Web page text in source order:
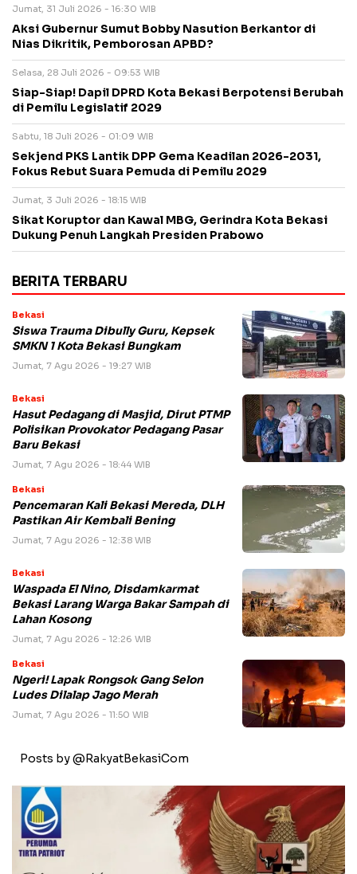
Jumat, 31 Juli 2026 - 16:30 WIB
Aksi Gubernur Sumut Bobby Nasution Berkantor di
Nias Dikritik, Pemborosan APBD?
Selasa, 28 Juli 2026 - 09:53 WIB
Siap-Siap! Dapil DPRD Kota Bekasi Berpotensi Berubah
di Pemilu Legislatif 2029
Sabtu, 18 Juli 2026 - 01:09 WIB
Sekjend PKS Lantik DPP Gema Keadilan 2026-2031,
Fokus Rebut Suara Pemuda di Pemilu 2029
Jumat, 3 Juli 2026 - 18:15 WIB
Sikat Koruptor dan Kawal MBG, Gerindra Kota Bekasi
Dukung Penuh Langkah Presiden Prabowo
BERITA TERBARU
Bekasi
Siswa Trauma Dibully Guru, Kepsek
SMKN 1 Kota Bekasi Bungkam
Jumat, 7 Agu 2026 - 19:27 WIB
Bekasi
Hasut Pedagang di Masjid, Dirut PTMP
Polisikan Provokator Pedagang Pasar
Baru Bekasi
Jumat, 7 Agu 2026 - 18:44 WIB
Bekasi
Pencemaran Kali Bekasi Mereda, DLH
Pastikan Air Kembali Bening
Jumat, 7 Agu 2026 - 12:38 WIB
Bekasi
Waspada El Nino, Disdamkarmat
Bekasi Larang Warga Bakar Sampah di
Lahan Kosong
Jumat, 7 Agu 2026 - 12:26 WIB
Bekasi
Ngeri! Lapak Rongsok Gang Selon
Ludes Dilalap Jago Merah
Jumat, 7 Agu 2026 - 11:50 WIB
Posts by @RakyatBekasiCom